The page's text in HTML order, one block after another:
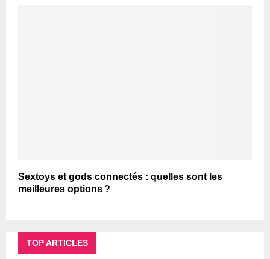
Sextoys et gods connectés : quelles sont les
meilleures options ?
TOP ARTICLES